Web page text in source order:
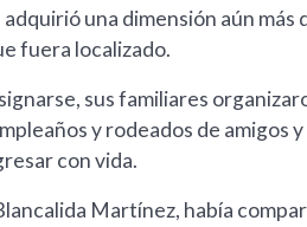
una dimensión aún
fuera localizado.
sus familiares
y rodeados de amigos
con vida.
Martínez, había